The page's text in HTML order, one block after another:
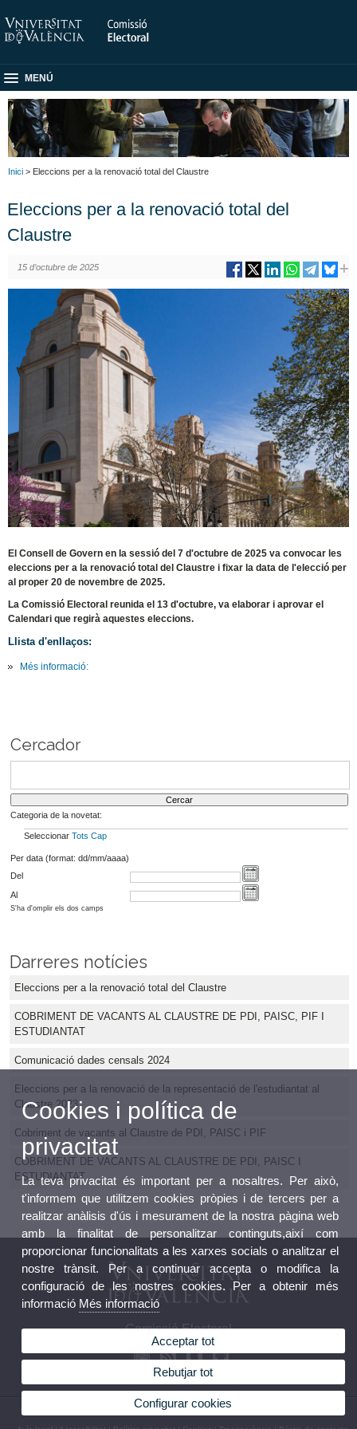
MENÚ
Inici > Eleccions per a la renovació total del Claustre
Eleccions per a la renovació total del
Claustre
15 d’octubre de 2025
El Consell de Govern en la sessió del 7 d'octubre de 2025 va convocar les
eleccions per a la renovació total del Claustre i fixar la data de l'elecció per
al proper 20 de novembre de 2025.
La Comissió Electoral reunida el 13 d'octubre, va elaborar i aprovar el
Calendari que regirà aquestes eleccions.
Llista d'enllaços:
Més informació:
Cercador
Categoria de la novetat:
Seleccionar Tots Cap
Per data (format: dd/mm/aaaa)
Del
Al
S'ha d'omplir els dos camps
Darreres notícies
Eleccions per a la renovació total del Claustre
COBRIMENT DE VACANTS AL CLAUSTRE DE PDI, PAISC, PIF I
ESTUDIANTAT
Comunicació dades censals 2024
Eleccions per a la renovació de la representació de l'estudiantat al
Claustre 2023
Cobriment de vacants al Claustre de PDI, PAISC i PIF
COBRIMENT DE VACANTS AL CLAUSTRE DE PDI, PAISC I
ESTUDIANTAT
Comissió Electoral
© 2026 UV. - Avinguda Blasco Ibáñez, 13. 46010 València. Telèfon: (+34) 96 386 41 16
Cookies i política de
privacitat
La teva privacitat és important per a nosaltres. Per això,
t'informem que utilitzem cookies pròpies i de tercers per a
realitzar anàlisis d'ús i mesurament de la nostra pàgina web
amb la finalitat de personalitzar continguts,així com
proporcionar funcionalitats a les xarxes socials o analitzar el
nostre trànsit. Per a continuar accepta o modifica la
configuració de les nostres cookies. Per a obtenir més
informació Més informació
Acceptar tot
Rebutjar tot
Configurar cookies